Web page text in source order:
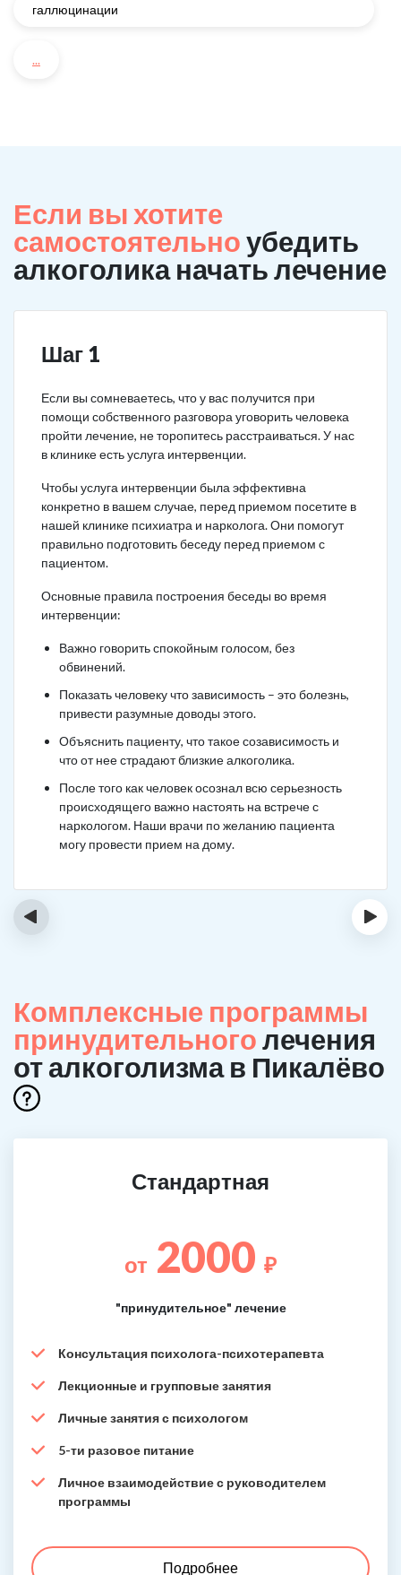
галлюцинации
...
Если вы хотите
самостоятельноубедить
алкоголика начать лечение
Шаг 1
Если вы сомневаетесь, что у вас получится при
помощи собственного разговора уговорить человека
пройти лечение, не торопитесь расстраиваться. У нас
в клинике есть услуга интервенции.
Чтобы услуга интервенции была эффективна
конкретно в вашем случае, перед приемом посетите в
нашей клинике психиатра и нарколога. Они помогут
правильно подготовить беседу перед приемом с
пациентом.
Основные правила построения беседы во время
интервенции:
Важно говорить спокойным голосом, без
обвинений.
Показать человеку что зависимость – это болезнь,
привести разумные доводы этого.
Объяснить пациенту, что такое созависимость и
что от нее страдают близкие алкоголика.
После того как человек осознал всю серьезность
происходящего важно настоять на встрече с
наркологом. Наши врачи по желанию пациента
могу провести прием на дому.
‹ ›
Комплексные программы
принудительноголечения
от алкоголизма в Пикалёво
Стандартная
от 2000 ₽
"принудительное" лечение
Консультация психолога-психотерапевта
Лекционные и групповые занятия
Личные занятия с психологом
5-ти разовое питание
Личное взаимодействие с руководителем
программы
Подробнее